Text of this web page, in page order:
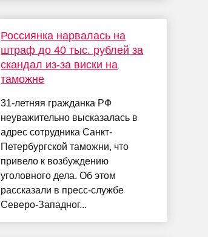
Россиянка нарвалась на
штраф до 40 тыс. рублей за
скандал из-за виски на
таможне
31-летняя гражданка РФ
неуважительно высказалась в
адрес сотрудника Санкт-
Петербургской таможни, что
привело к возбуждению
уголовного дела. Об этом
рассказали в пресс-службе
Северо-Западног...